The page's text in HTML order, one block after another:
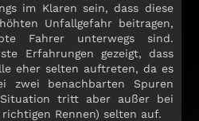
im Klaren sein, dass diese
Unfallgefahr beitragen,
Fahrer unterwegs sind.
Erfahrungen gezeigt, dass
eher selten auftreten, da es
benachbarten Spuren
tritt aber außer bei
Rennen) selten auf.